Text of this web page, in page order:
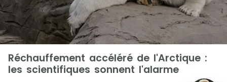
Réchauffement accéléré de l'Arctique :
les scientifiques sonnent l'alarme